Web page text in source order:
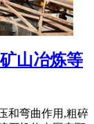
山冶炼等
和弯曲作用,粗碎